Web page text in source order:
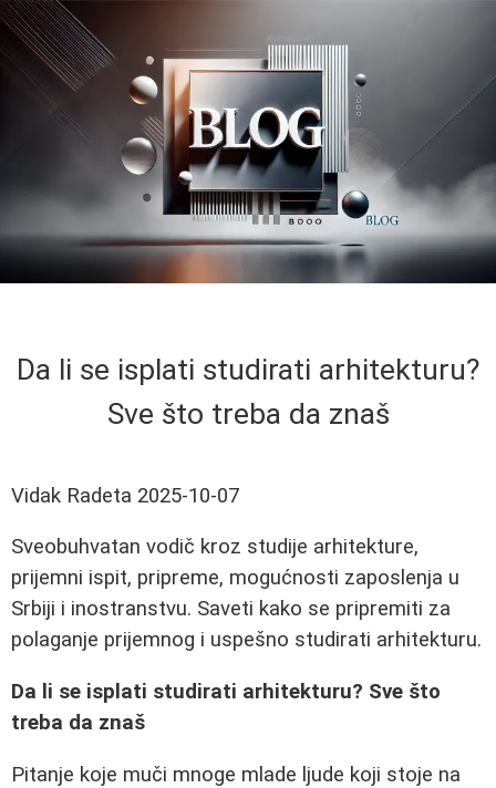
Da li se isplati studirati arhitekturu?
Sve što treba da znaš
Vidak Radeta 2025-10-07
Sveobuhvatan vodič kroz studije arhitekture,
prijemni ispit, pripreme, mogućnosti zaposlenja u
Srbiji i inostranstvu. Saveti kako se pripremiti za
polaganje prijemnog i uspešno studirati arhitekturu.
Da li se isplati studirati arhitekturu? Sve što
treba da znaš
Pitanje koje muči mnoge mlade ljude koji stoje na